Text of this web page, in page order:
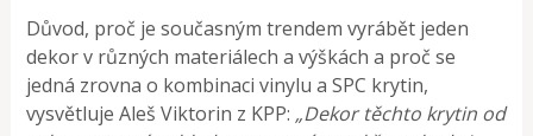
Důvod, proč je současným trendem vyrábět jeden
dekor v různých materiálech a výškách a proč se
jedná zrovna o kombinaci vinylu a SPC krytin,
vysvětluje Aleš Viktorin z KPP: „Dekor těchto krytin od